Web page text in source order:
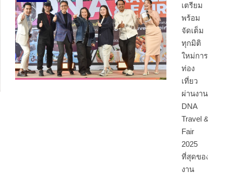
เตรียม
พร้อม
จัดเต็ม
ทุกมิติ
ใหม่การ
ท่อง
เที่ยว
ผ่านงาน
DNA
Travel &
Fair
2025
ที่สุดของ
งาน